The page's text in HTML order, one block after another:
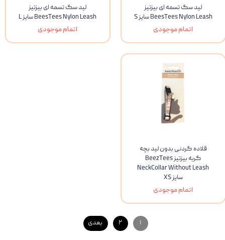
لید سگ تسمه ای بیزتیز
BeesTees Nylon Leash سایز S
اتمام موجودی
لید سگ تسمه ای بیزتیز
BeesTees Nylon Leash سایز L
اتمام موجودی
قلاده گردنی بدون لید بچه
گربه بیزتیز BeezTees
NeckCollar Without Leash
سایز XS
اتمام موجودی
۱ ۲ بعدی